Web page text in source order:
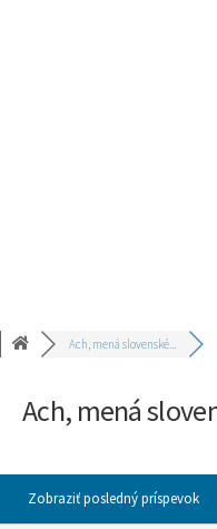
Ach, mená slovenské...
Ach, mená
Zobraziť posledný príspevok